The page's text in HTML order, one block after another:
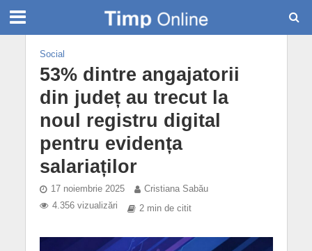
Social
53% dintre angajatorii
din județ au trecut la
noul registru digital
pentru evidența
salariaților
17 noiembrie 2025
Cristiana Sabău
4.356 vizualizări
2 min de citit